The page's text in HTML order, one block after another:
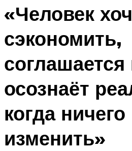
«Человек
сэкономить,
соглашается
осознаёт
когда ничего
изменить»